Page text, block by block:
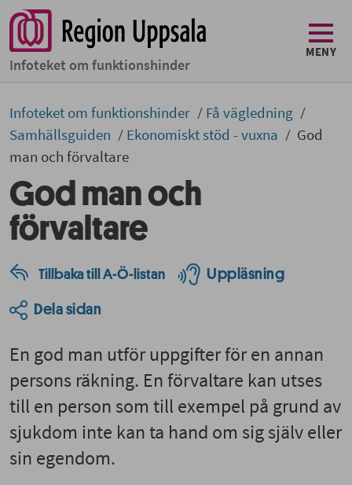
Infoteket om funktionshinder
MENY
Infoteket om funktionshinder
Få vägledning
Samhällsguiden
Ekonomiskt stöd - vuxna
God
man och förvaltare
God man och
förvaltare
Tillbaka till A-Ö-listan Uppläsning
Dela sidan
En god man utför uppgifter för en annan
persons räkning. En förvaltare kan utses
till en person som till exempel på grund av
sjukdom inte kan ta hand om sig själv eller
sin egendom.